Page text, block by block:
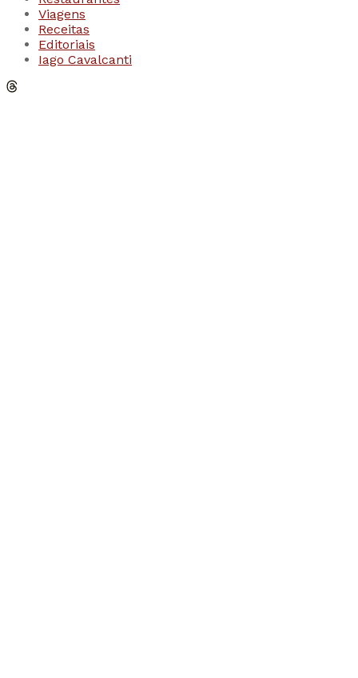
Viagens
Receitas
Editoriais
Iago Cavalcanti